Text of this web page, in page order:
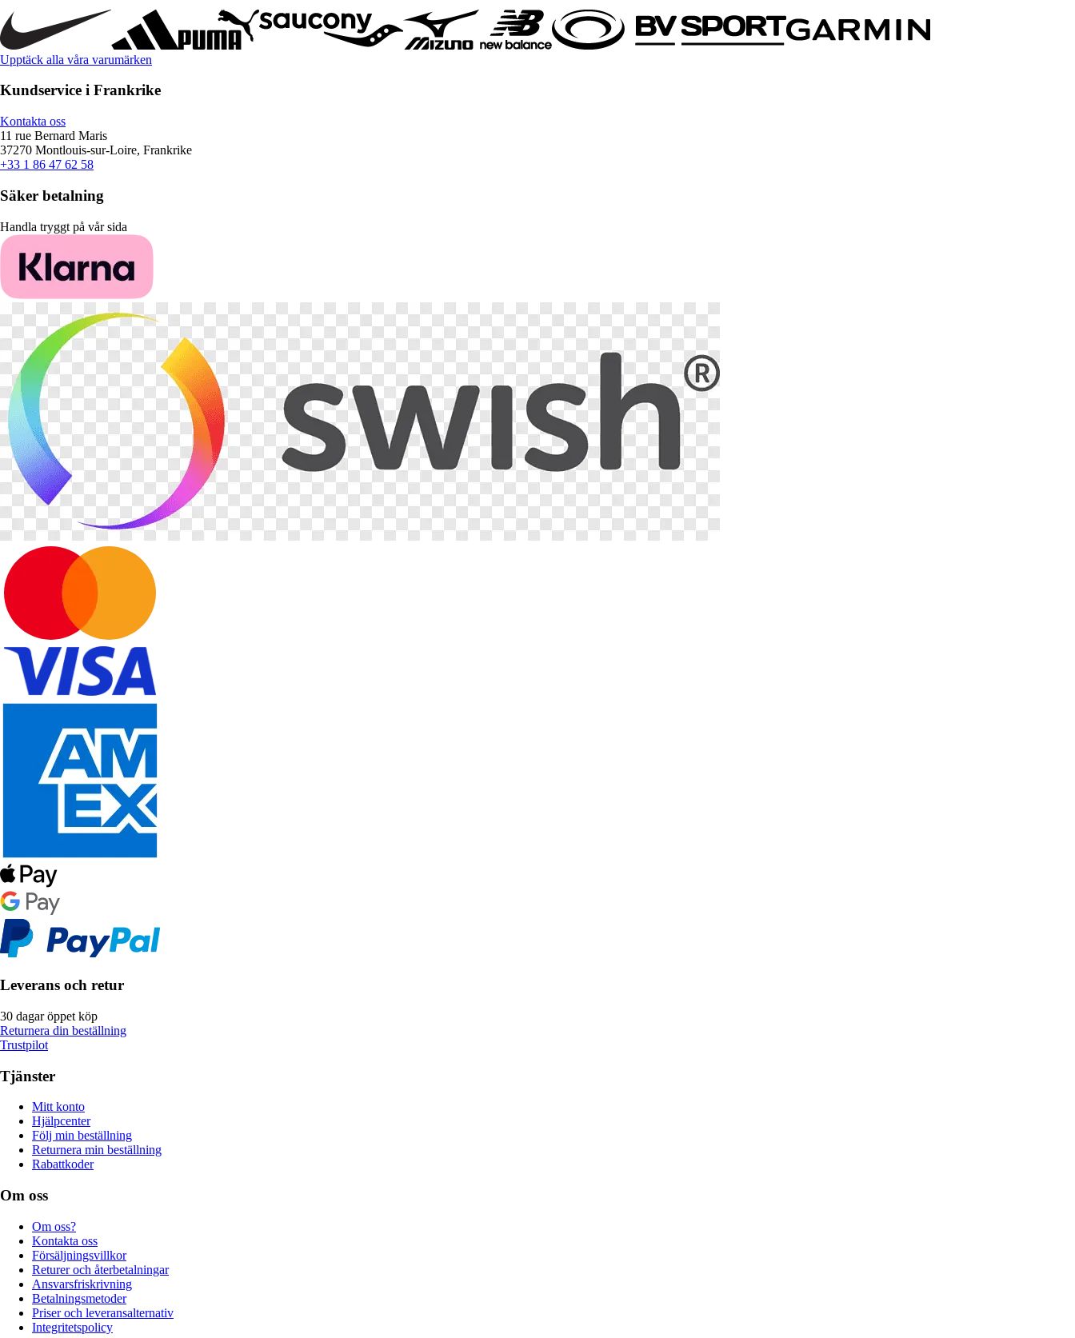
Upptäck alla våra varumärken
Kundservice i Frankrike
Kontakta oss
11 rue Bernard Maris
37270 Montlouis-sur-Loire, Frankrike
+33 1 86 47 62 58
Säker betalning
Handla tryggt på vår sida
Leverans och retur
30 dagar öppet köp
Returnera din beställning
Trustpilot
Tjänster
Mitt konto
Hjälpcenter
Följ min beställning
Returnera min beställning
Rabattkoder
Om oss
Om oss?
Kontakta oss
Försäljningsvillkor
Returer och återbetalningar
Ansvarsfriskrivning
Betalningsmetoder
Priser och leveransalternativ
Integritetspolicy